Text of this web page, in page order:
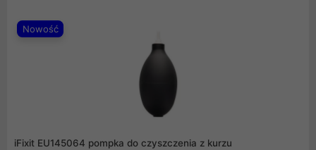
wnętrze obudowy zachowuje nienaganny, profesjonalny
wygląd.
Nowość
iFixit EU145064 pompka do czyszczenia z kurzu